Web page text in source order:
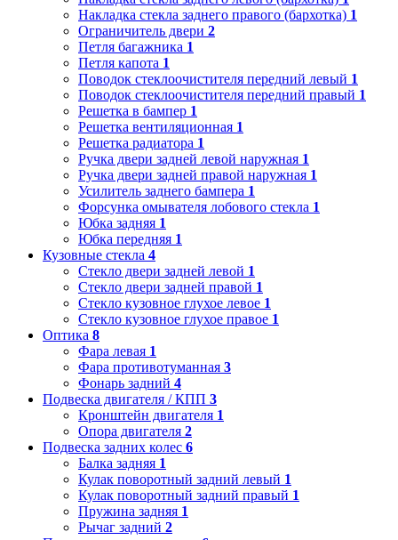
Накладка стекла заднего правого (бархотка) 1
Ограничитель двери 2
Петля багажника 1
Петля капота 1
Поводок стеклоочистителя передний левый 1
Поводок стеклоочистителя передний правый 1
Решетка в бампер 1
Решетка вентиляционная 1
Решетка радиатора 1
Ручка двери задней левой наружная 1
Ручка двери задней правой наружная 1
Усилитель заднего бампера 1
Форсунка омывателя лобового стекла 1
Юбка задняя 1
Юбка передняя 1
Кузовные стекла 4
Стекло двери задней левой 1
Стекло двери задней правой 1
Стекло кузовное глухое левое 1
Стекло кузовное глухое правое 1
Оптика 8
Фара левая 1
Фара противотуманная 3
Фонарь задний 4
Подвеска двигателя / КПП 3
Кронштейн двигателя 1
Опора двигателя 2
Подвеска задних колес 6
Балка задняя 1
Кулак поворотный задний левый 1
Кулак поворотный задний правый 1
Пружина задняя 1
Рычаг задний 2